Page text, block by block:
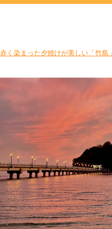
赤く染まった夕焼けが美しい「竹島」